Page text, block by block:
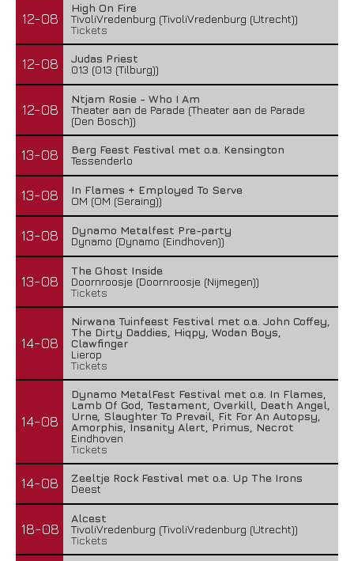
12-08
High On Fire
TivoliVredenburg (TivoliVredenburg (Utrecht))
Tickets
12-08
Judas Priest
013 (013 (Tilburg))
12-08
Ntjam Rosie - Who I Am
Theater aan de Parade (Theater aan de Parade
(Den Bosch))
13-08
Berg Feest Festival met o.a. Kensington
Tessenderlo
13-08
In Flames + Employed To Serve
OM (OM (Seraing))
13-08
Dynamo Metalfest Pre-party
Dynamo (Dynamo (Eindhoven))
13-08
The Ghost Inside
Doornroosje (Doornroosje (Nijmegen))
Tickets
14-08
Nirwana Tuinfeest Festival met o.a. John Coffey,
The Dirty Daddies, Hiqpy, Wodan Boys,
Clawfinger
Lierop
Tickets
14-08
Dynamo MetalFest Festival met o.a. In Flames,
Lamb Of God, Testament, Overkill, Death Angel,
Urne, Slaughter To Prevail, Fit For An Autopsy,
Amorphis, Insanity Alert, Primus, Necrot
Eindhoven
Tickets
14-08
Zeeltje Rock Festival met o.a. Up The Irons
Deest
18-08
Alcest
TivoliVredenburg (TivoliVredenburg (Utrecht))
Tickets